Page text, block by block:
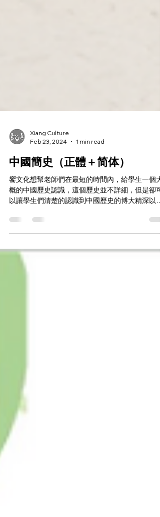
Xiang Culture
Feb 23, 2024
1 min read
中國簡史（正體＋简体）
饗文化想幫老師們在最短的時間內，給學生一個大
以讓學生們清楚的認識到中國歷史的博大精深以及
與世界其他文明的對照！ 除此之外，饗文化還加入
了以服飾以及裝容來認識中國歷史的部分！